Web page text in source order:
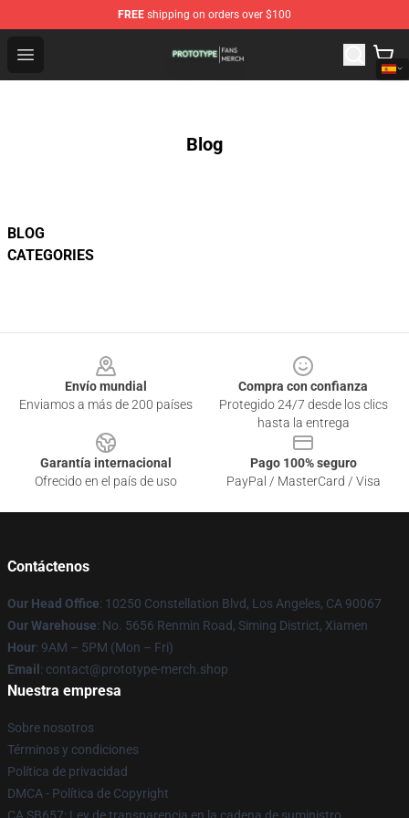
FREE shipping on orders over $100
Open menu
Prototype Shop - Official Prototype Merchandise Store
Blog
BLOG
CATEGORIES
Envío mundial
Enviamos a más de 200 países
Compra con confianza
Protegido 24/7 desde los clics
hasta la entrega
Garantía internacional
Ofrecido en el país de uso
Pago 100% seguro
PayPal / MasterCard / Visa
Contáctenos
Our Head Office: 10250 Constellation Blvd, Los Angeles, CA 90067
Our Warehouse: No. 5656 Renmin Road, Siming District, Xiamen
Hour: 9AM – 5PM (Mon – Fri)
Email : contact@prototype-merch.shop
Nuestra empresa
Sobre nosotros
Términos y condiciones
Política de privacidad
DMCA - Política de Copyright